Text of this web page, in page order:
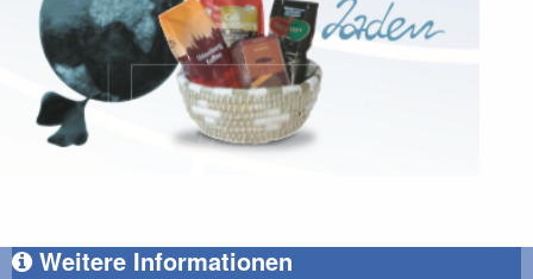
Weitere Informationen